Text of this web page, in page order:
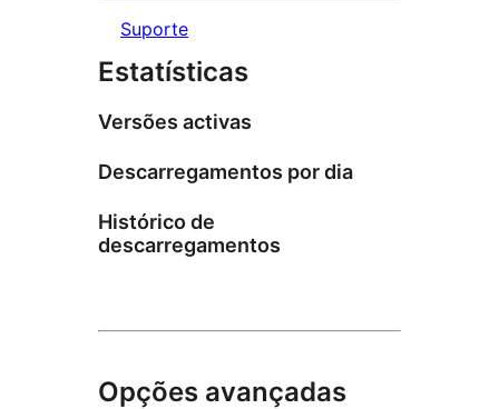
Suporte
Estatísticas
Versões activas
Descarregamentos por dia
Histórico de
descarregamentos
Opções avançadas